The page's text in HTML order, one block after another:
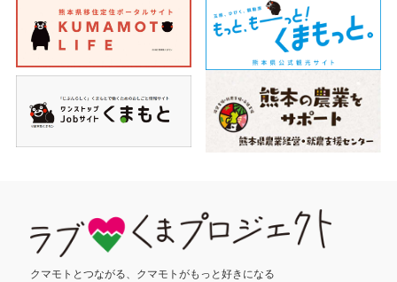
クマモトとつながる、 クマモトがもっと好きになる